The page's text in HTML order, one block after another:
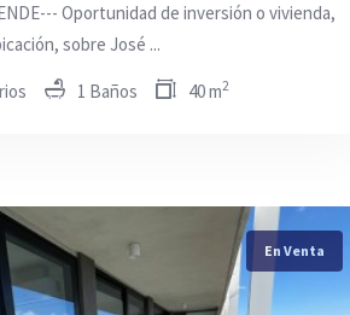
Oportunidad de inversión o vivienda,
sobre José ...
1 Baños 40 m2
En Venta
En Venta
En Venta